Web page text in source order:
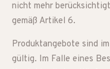
nicht mehr
gemäß Artikel 6.
Produktangebote sind
gültig. Im Falle eines